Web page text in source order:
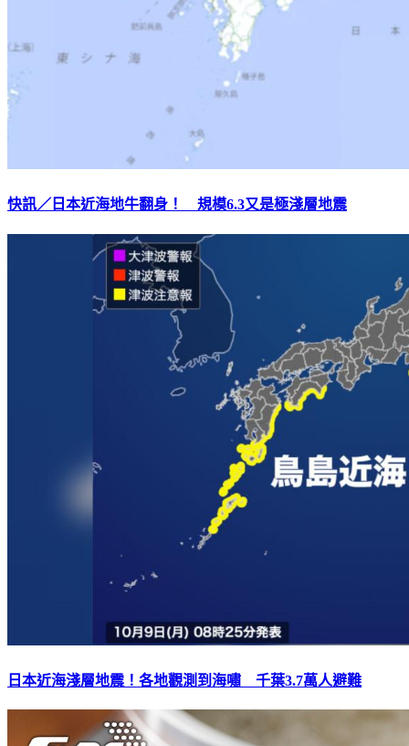
快訊／日本近海地牛翻身！ 規模6.3又是極淺層地震
日本近海淺層地震！各地觀測到海嘯 千葉3.7萬人避難